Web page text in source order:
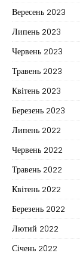
Вересень 2023
Липень 2023
Червень 2023
Травень 2023
Квітень 2023
Березень 2023
Липень 2022
Червень 2022
Травень 2022
Квітень 2022
Березень 2022
Лютий 2022
Січень 2022